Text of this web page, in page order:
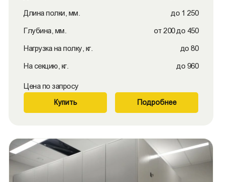
Длина полки, мм. до 1 250
Глубина, мм. от 200 до 450
Нагрузка на полку, кг. до 80
На секцию, кг. до 960
Цена по запросу
Купить Подробнее